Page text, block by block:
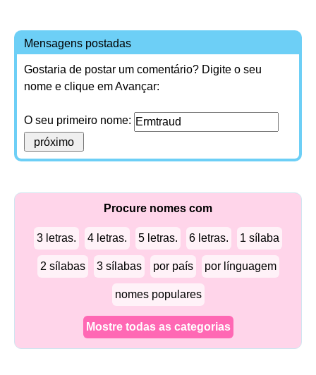
Mensagens postadas
Gostaria de postar um comentário? Digite o seu
nome e clique em Avançar:
O seu primeiro nome:
Procure nomes com
3 letras. 4 letras. 5 letras. 6 letras. 1 sílaba
2 sílabas 3 sílabas por país por línguagem
nomes populares
Mostre todas as categorias